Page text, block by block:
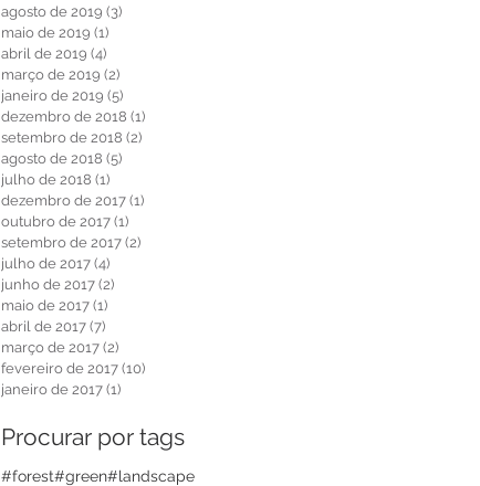
agosto de 2019 (3)
maio de 2019 (1)
abril de 2019 (4)
março de 2019 (2)
janeiro de 2019 (5)
dezembro de 2018 (1)
setembro de 2018 (2)
agosto de 2018 (5)
julho de 2018 (1)
dezembro de 2017 (1)
outubro de 2017 (1)
setembro de 2017 (2)
julho de 2017 (4)
junho de 2017 (2)
maio de 2017 (1)
abril de 2017 (7)
março de 2017 (2)
fevereiro de 2017 (10)
janeiro de 2017 (1)
Procurar por tags
#forest#green#landscape